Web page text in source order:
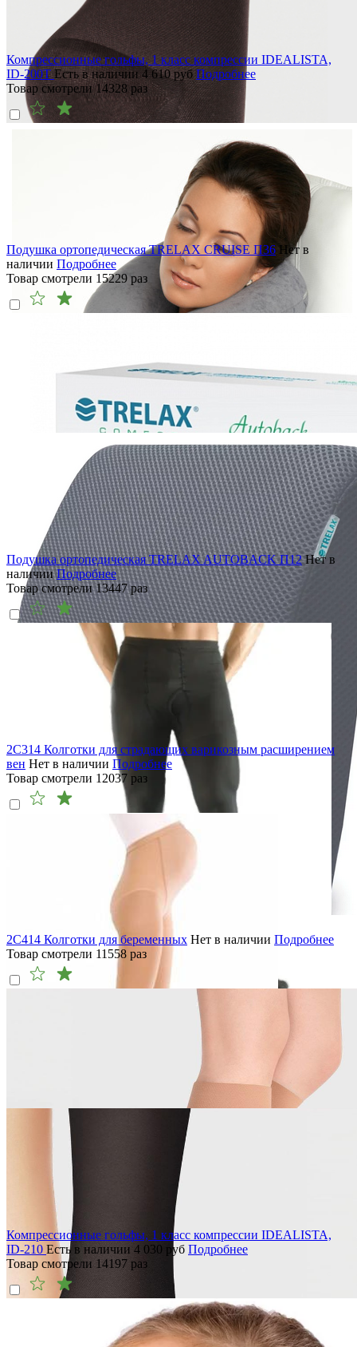
Компрессионные гольфы, 1 класс компрессии IDEALISTA,
ID-200TЕсть в наличии 4 610руб Подробнее
Товар смотрели14328 раз
Подушка ортопедическая TRELAX CRUISE П36 Нет в
наличии Подробнее
Товар смотрели 15229 раз
Подушка ортопедическая TRELAX AUTOBACK П12 Нет в
наличии Подробнее
Товар смотрели13447раз
2C314 Колготки для страдающих варикозным расширением
вен Нет в наличии Подробнее
Товар смотрели 12037 раз
2C414 Колготки для беременных Нет в наличии Подробнее
Товар смотрели 11558 раз
Компрессионные гольфы, 1 класс компрессии IDEALISTA,
ID-210 Есть в наличии 4 030 руб Подробнее
Товар смотрели 14197 раз